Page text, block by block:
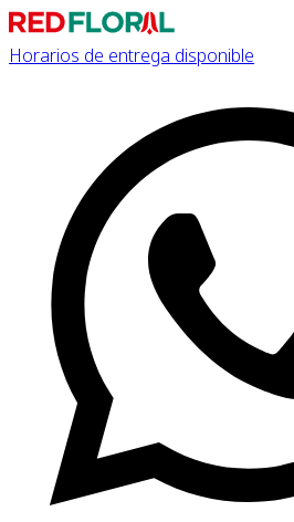
Horarios de entrega disponible